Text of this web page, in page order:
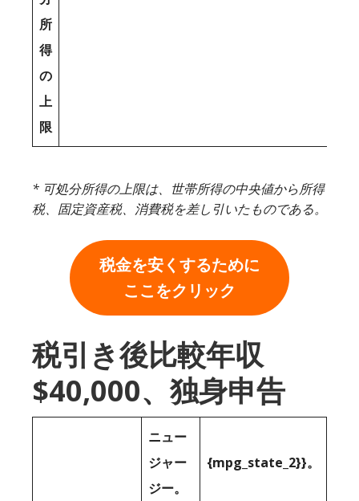
所
得
の
上
限
* 可処分所得の上限は、世帯所得の中央値から所得
税、固定資産税、消費税を差し引いたものである。
税金を安くするために
ここをクリック
税引き後比較年収
$40,000、独身申告
ニュー
ジャー
ジー。
{mpg_state_2}}。